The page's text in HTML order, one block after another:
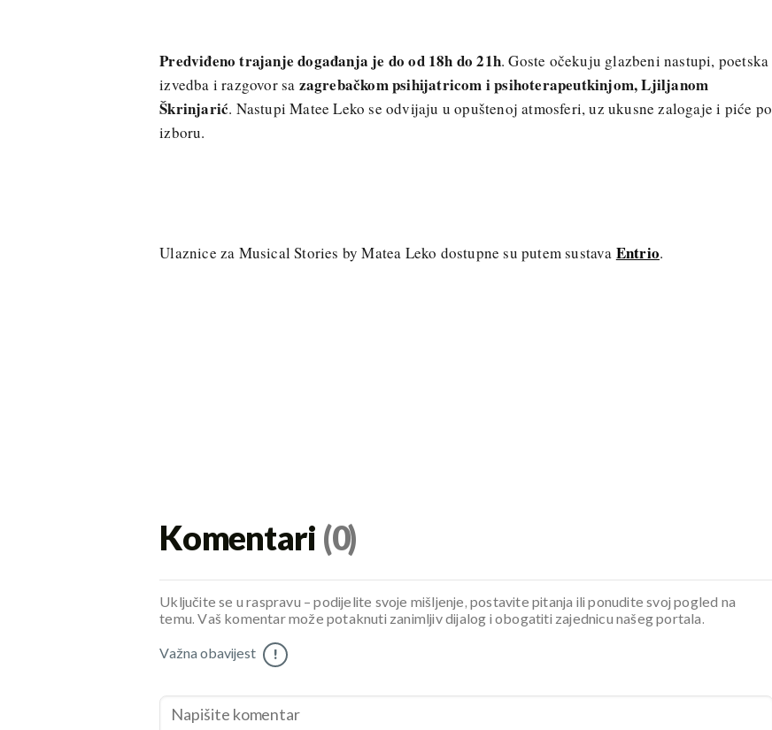
Predviđeno trajanje događanja je do od 18h do 21h. Goste očekuju glazbeni nastupi, poetska
izvedba i razgovor sa zagrebačkom psihijatricom i psihoterapeutkinjom, Ljiljanom
Škrinjarić. Nastupi Matee Leko se odvijaju u opuštenoj atmosferi, uz ukusne zalogaje i piće po
izboru.
Ulaznice za Musical Stories by Matea Leko dostupne su putem sustava Entrio.
Komentari (0)
Uključite se u raspravu – podijelite svoje mišljenje, postavite pitanja ili ponudite svoj pogled na
temu. Vaš komentar može potaknuti zanimljiv dijalog i obogatiti zajednicu našeg portala.
Važna obavijest !